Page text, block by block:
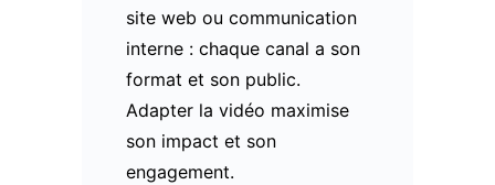
site web ou communication
interne : chaque canal a son
format et son public.
Adapter la vidéo maximise
son impact et son
engagement.